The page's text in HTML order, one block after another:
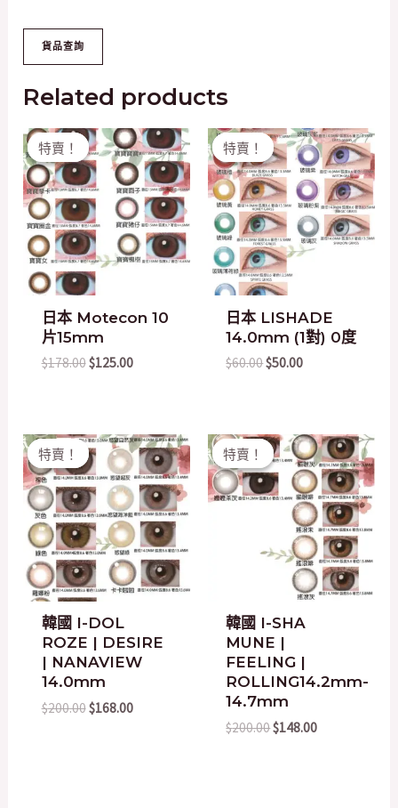
Related products
特賣！
特賣！
日本 Motecon 10
片15mm
$178.00
Original
price
was:
$178.00.
$125.00
Current
price
is:
$125.00.
特賣！
特賣！
日本 LISHADE
14.0mm (1對) 0度
$60.00
Original
price
was:
$60.00.
$50.00
Current
price
is:
$50.00.
特賣！
特賣！
韓國 I-DOL
ROZE | DESIRE
| NANAVIEW
14.0mm
$200.00
Original
price
was:
$200.00.
$168.00
Current
price
is:
$168.00.
特賣！
特賣！
韓國 I-SHA
MUNE |
FEELING |
ROLLING14.2mm-
14.7mm
$200.00
Original
price
was:
$200.00.
$148.00
Current
price
is:
$148.00.